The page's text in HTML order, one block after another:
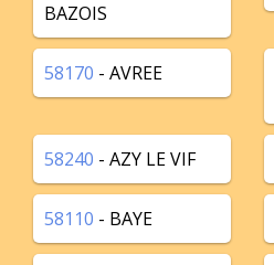
BAZOIS
58170 - AVREE
58240 - AZY LE VIF
58110 - BAYE